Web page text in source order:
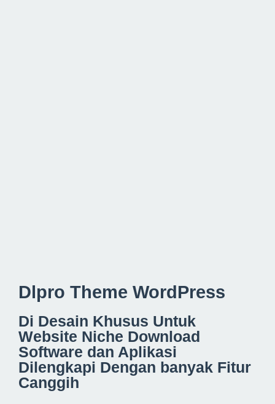
Dlpro Theme WordPress
Di Desain Khusus Untuk
Website Niche Download
Software dan Aplikasi
Dilengkapi Dengan banyak Fitur
Canggih